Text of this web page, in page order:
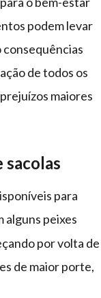
podem levar
consequências
de todos os
maiores
para
alguns peixes
por volta de
de maior porte,